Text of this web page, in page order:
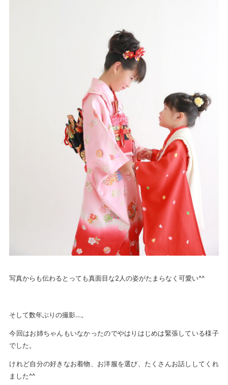
写真からも伝わるとっても真面目な2人の姿がたまらなく可愛い^^
そして数年ぶりの撮影…。
今回はお姉ちゃんもいなかったのでやはりはじめは緊張している様子
でした。
けれど自分の好きなお着物、お洋服を選び、たくさんお話ししてくれ
ました^^